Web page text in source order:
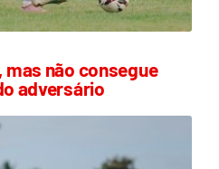
não consegue
adversário